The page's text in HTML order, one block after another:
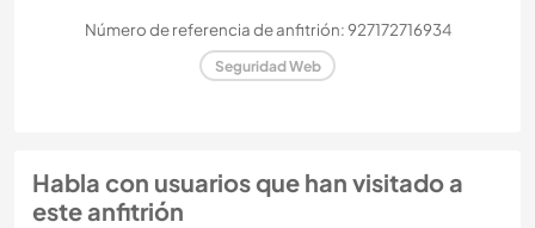
Número de referencia de anfitrión: 927172716934
Seguridad Web
Habla con usuarios que han visitado a
este anfitrión